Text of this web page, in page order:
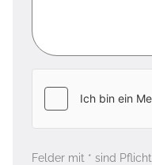
Felder mit * sind